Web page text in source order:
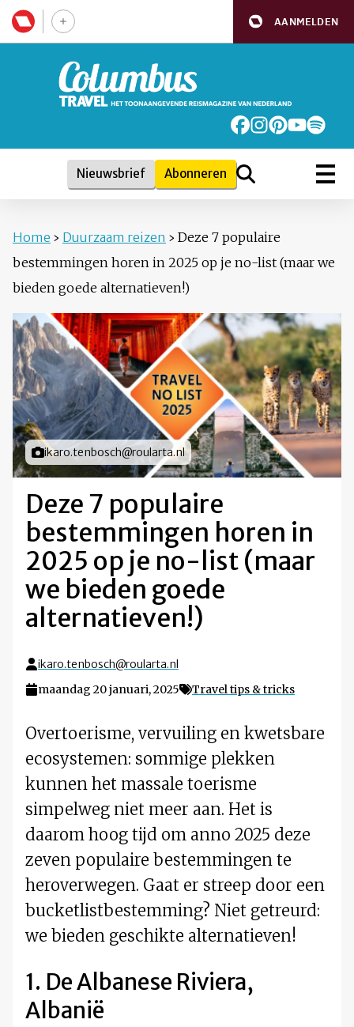
AANMELDEN
Nieuwsbrief Abonneren
Home › Duurzaam reizen › Deze 7 populaire
bestemmingen horen in 2025 op je no-list (maar we
bieden goede alternatieven!)
Foto door
ikaro.tenbosch@roularta.nl
Deze 7 populaire
bestemmingen horen in
2025 op je no-list (maar
we bieden goede
alternatieven!)
ikaro.tenbosch@roularta.nl
maandag 20 januari, 2025
Travel tips & tricks
Overtoerisme, vervuiling en kwetsbare
ecosystemen: sommige plekken
kunnen het massale toerisme
simpelweg niet meer aan. Het is
daarom hoog tijd om anno 2025 deze
zeven populaire bestemmingen te
heroverwegen. Gaat er streep door een
bucketlistbestemming? Niet getreurd:
we bieden geschikte alternatieven!
1. De Albanese Riviera,
Albanië